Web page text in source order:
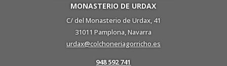
MONASTERIO DE URDAX
C/ del Monasterio de Urdax, 41
31011 Pamplona, Navarra
urdax@colchoneriagorricho.es
948 592 741